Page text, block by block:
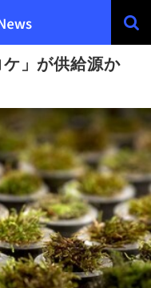
」が供給源か